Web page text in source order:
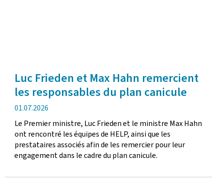
Luc Frieden et Max Hahn remercient
les responsables du plan canicule
date
de
publication
01.07.2026
Le Premier ministre, Luc Frieden et le ministre Max Hahn
ont rencontré les équipes de HELP, ainsi que les
prestataires associés afin de les remercier pour leur
engagement dans le cadre du plan canicule.